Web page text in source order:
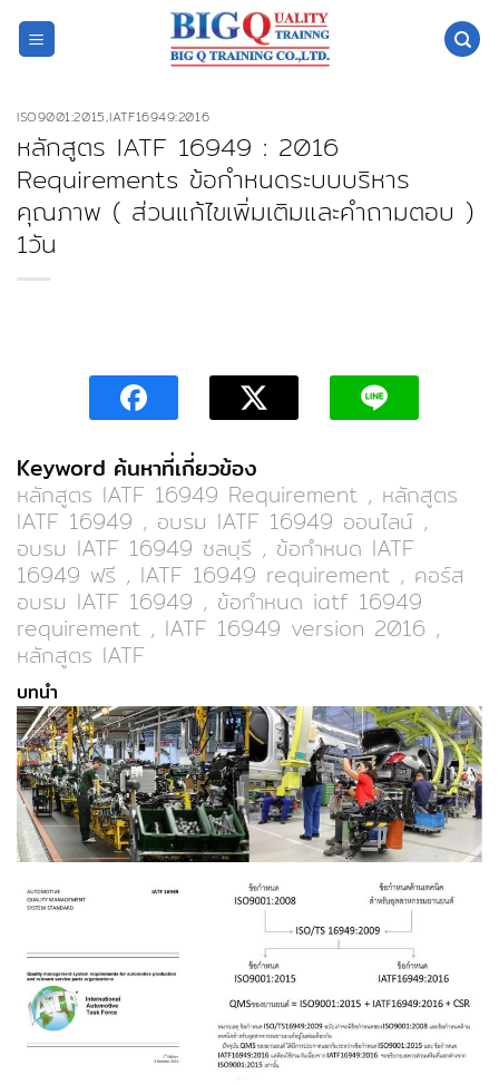
ISO9001:2015,IATF16949:2016
หลักสูตร IATF 16949 : 2016
Requirements ข้อกำหนดระบบบริหาร
คุณภาพ ( ส่วนแก้ไขเพิ่มเติมและคำถามตอบ )
1วัน
Keyword ค้นหาที่เกี่ยวข้อง
หลักสูตร IATF 16949 Requirement , หลักสูตร
IATF 16949 , อบรม IATF 16949 ออนไลน์ ,
อบรม IATF 16949 ชลบุรี , ข้อกำหนด IATF
16949 ฟรี , IATF 16949 requirement , คอร์ส
อบรม IATF 16949 , ข้อกําหนด iatf 16949
requirement , IATF 16949 version 2016 ,
หลักสูตร IATF
บทนำ